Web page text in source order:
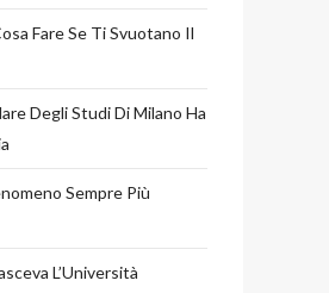
Fare Se Ti Svuotano Il
Degli Studi Di Milano Ha
Sempre Più
L’Università